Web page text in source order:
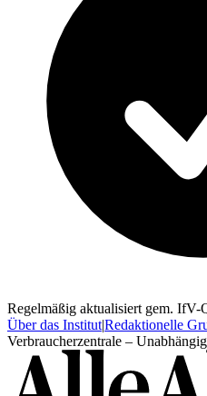
Regelmäßig aktualisiert gem. IfV-
Über das Institut|Redaktionelle
Verbraucherzentrale –